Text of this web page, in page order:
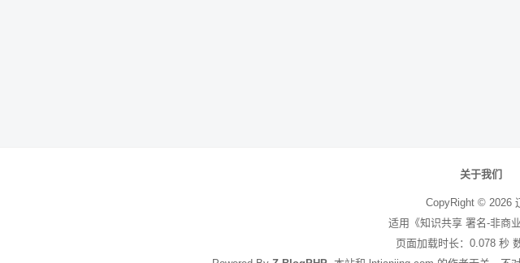
关于我们
CopyRight © 2026
适用《知识共享 署名-非商
页面加载时长：0.078 秒